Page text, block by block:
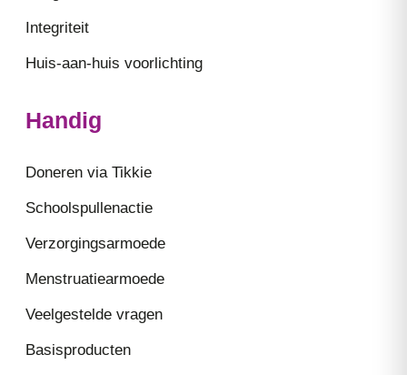
Integriteit
Huis-aan-huis voorlichting
Handig
Doneren via Tikkie
Schoolspullenactie
Verzorgingsarmoede
Menstruatiearmoede
Veelgestelde vragen
Basisproducten